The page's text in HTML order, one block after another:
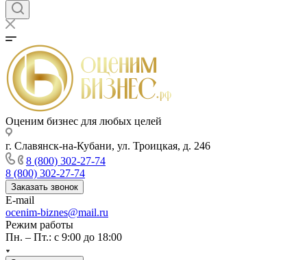
Оценим бизнес для любых целей
г. Славянск-на-Кубани, ул. Троицкая, д. 246
8 (800) 302-27-74
8 (800) 302-27-74
Заказать звонок
E-mail
ocenim-biznes@mail.ru
Режим работы
Пн. – Пт.: с 9:00 до 18:00